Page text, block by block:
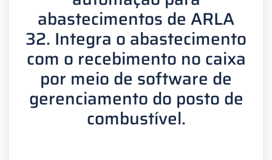
abastecimentos de ARLA
32. Integra o abastecimento
com o recebimento no caixa
por meio de software de
gerenciamento do posto de
combustível.